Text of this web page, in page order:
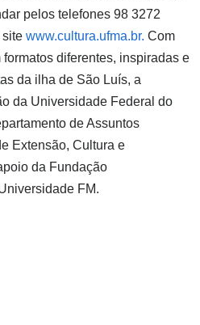
pelos telefones 98 3272
site www.cultura.ufma.br. Com
diferentes, inspiradas e
da ilha de São Luís, a
da Universidade Federal do
de Assuntos
Extensão, Cultura e
da Fundação
FM.